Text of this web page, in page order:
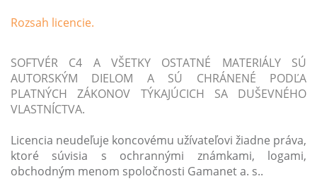
Rozsah licencie.
SOFTVÉR C4 A VŠETKY OSTATNÉ MATERIÁLY SÚ
AUTORSKÝM DIELOM A SÚ CHRÁNENÉ PODĽA
PLATNÝCH ZÁKONOV TÝKAJÚCICH SA DUŠEVNÉHO
VLASTNÍCTVA.
Licencia neudeľuje koncovému užívateľovi žiadne práva,
ktoré súvisia s ochrannými známkami, logami,
obchodným menom spoločnosti Gamanet a. s..